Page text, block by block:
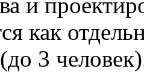
как
3